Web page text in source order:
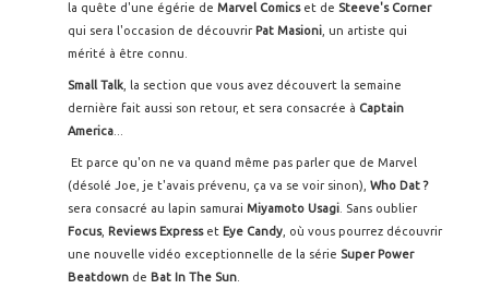
la quête d'une égérie de Marvel Comicset de Steeve's Corner
qui sera l'occasion de découvrir Pat Masioni , un artiste qui
mérité à être connu.
Small Talk , la section que vous avez découvert la semaine
dernière fait aussi son retour, et sera consacrée à Captain
America
Et parce qu'on ne va quand même pas parler que de Marvel
(désolé Joe, je t'avais prévenu, ça va se voir sinon), Who Dat ?
sera consacré au lapin samurai Miyamoto Usagi . Sans oublier
Focus, Reviews Expresset Eye Candy , où vous pourrez découvrir
une nouvelle vidéo exceptionnelle de la série Super Power
Beatdown de Bat In The Sun